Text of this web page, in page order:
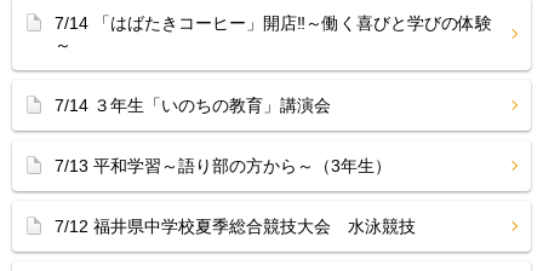
7/14 「はばたきコーヒー」開店‼︎～働く喜びと学びの体験
～
7/14 ３年生「いのちの教育」講演会
7/13 平和学習～語り部の方から～（3年生）
7/12 福井県中学校夏季総合競技大会 水泳競技